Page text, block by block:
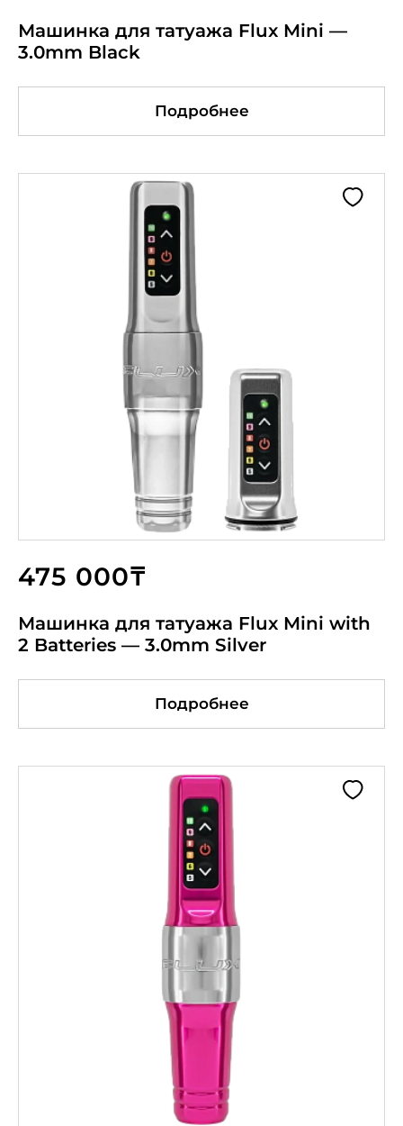
Машинка для татуажа Flux Mini —
3.0mm Black
Подробнее
475 000₸
Машинка для татуажа Flux Mini with
2 Batteries — 3.0mm Silver
Подробнее